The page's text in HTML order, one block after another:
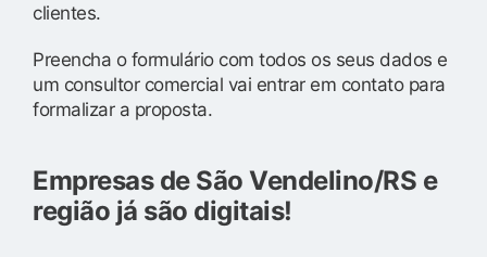
clientes.
Preencha o formulário com todos os seus dados e
um consultor comercial vai entrar em contato para
formalizar a proposta.
Empresas de São Vendelino/RS e
região já são digitais!